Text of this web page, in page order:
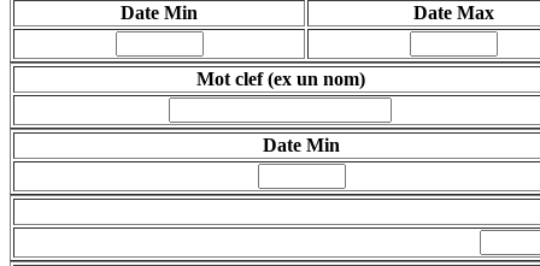
Date Min Date Max
Mot clef(ex un nom)
Date Min